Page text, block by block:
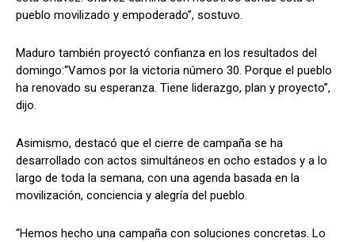
pueblo movilizado y empoderado”, sostuvo.
Maduro también proyectó confianza en los resultados del
domingo:“Vamos por la victoria número 30. Porque el pueblo
ha renovado su esperanza. Tiene liderazgo, plan y proyecto”,
dijo.
Asimismo, destacó que el cierre de campaña se ha
desarrollado con actos simultáneos en ocho estados y a lo
largo de toda la semana, con una agenda basada en la
movilización, conciencia y alegría del pueblo.
“Hemos hecho una campaña con soluciones concretas. Lo